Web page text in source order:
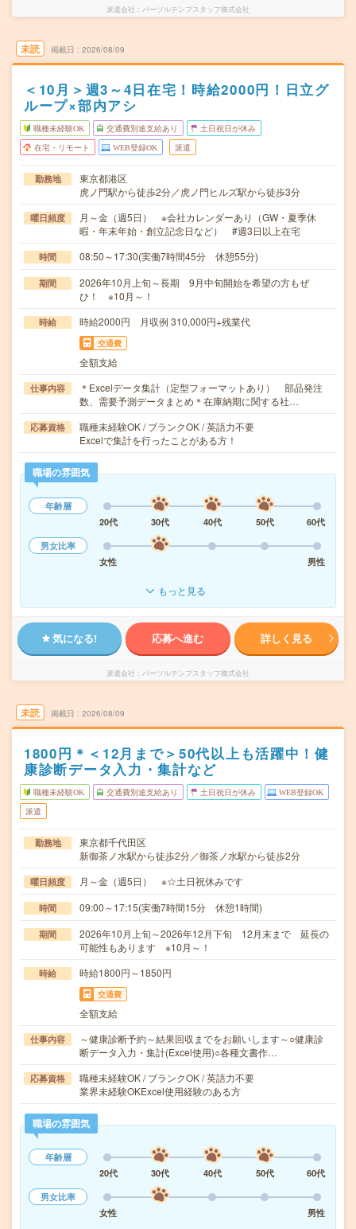
派遣会社 パーソルテンプスタッフ株式会社
未読 掲載日 2026/08/09
＜10月＞週3～4日在宅！時給2000円！日立グ
ループ×部内アシ
職種未経験OK 交通費別途支給あり 土日祝日が休み
在宅・リモート WEB登録OK 派遣
勤務地
東京都港区
虎ノ門駅から徒歩2分／虎ノ門ヒルズ駅から徒歩3分
曜日頻度
月～金（週5日） ※会社カレンダーあり（GW・夏季休
暇・年末年始・創立記念日など） #週3日以上在宅
時間 08:50～17:30(実働7時間45分 休憩55分)
期間
2026年10月上旬～長期 9月中旬開始を希望の方もぜ
ひ！ ※10月～！
時給 時給2000円 月収例 310,000円+残業代
交通費
全額支給
仕事内容
＊Excelデータ集計（定型フォーマットあり） 部品発注
数、需要予測データまとめ＊在庫納期に関する社…
応募資格
職種未経験OK / ブランクOK / 英語力不要
Excelで集計を行ったことがある方！
職場の雰囲気
年齢層
20代
30代 40代 50代
60代
男女比率
女性
男性
もっと見る
気になる! 応募へ進む 詳しく見る
派遣会社 パーソルテンプスタッフ株式会社
未読 掲載日 2026/08/09
1800円＊＜12月まで＞50代以上も活躍中！健
康診断データ入力・集計など
職種未経験OK 交通費別途支給あり 土日祝日が休み WEB登録OK
派遣
勤務地
東京都千代田区
新御茶ノ水駅から徒歩2分／御茶ノ水駅から徒歩2分
曜日頻度 月～金（週5日） ※☆土日祝休みです
時間 09:00～17:15(実働7時間15分 休憩1時間)
期間
2026年10月上旬～2026年12月下旬 12月末まで 延長の
可能性もあります ※10月～！
時給 時給1800円～1850円
交通費
全額支給
仕事内容
～健康診断予約～結果回収までをお願いします～○健康診
断データ入力・集計(Excel使用)○各種文書作…
応募資格
職種未経験OK / ブランクOK / 英語力不要
業界未経験OKExcel使用経験のある方
職場の雰囲気
年齢層
20代
30代 40代 50代
60代
男女比率
女性
男性